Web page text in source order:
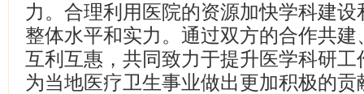
力。合理利用医院的资源加快学科建
整体水平和实力。通过双方的合作共
互利互惠，共同致力于提升医学科研
为当地医疗卫生事业做出更加积极的贡